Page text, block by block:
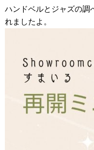
ハンドベルとジャズの調
れましたよ。